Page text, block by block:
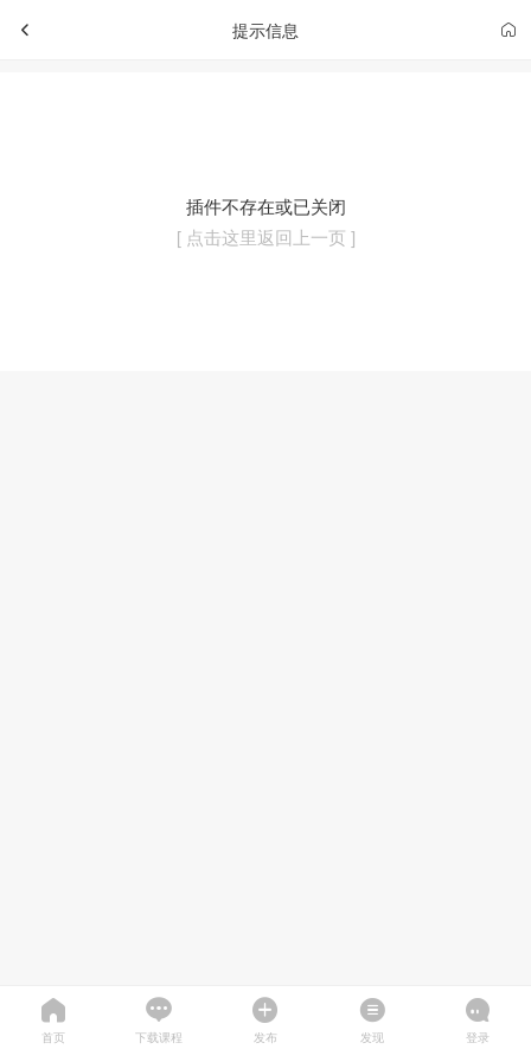
提示信息
插件不存在或已关闭
[ 点击这里返回上一页 ]
首页 下载课程 发布 发现 登录